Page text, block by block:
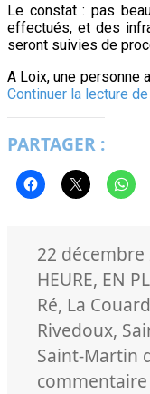
Le constat : pas
effectués, et des
seront suivies de
A Loix, une personne
Continuer la lecture de
PARTAGER :
Publié
le
22 décembre
HEURE, EN
Ré, La
Rivedoux,
Saint-Martin
commentaire